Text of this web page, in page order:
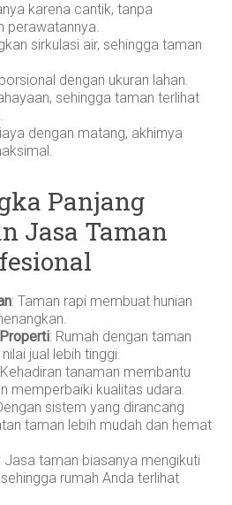
karena cantik, tanpa
perawatannya.
sirkulasi air, sehingga taman
dengan ukuran lahan.
sehingga taman terlihat
dengan matang, akhirnya
Panjang
Jasa Taman
: Taman rapi membuat hunian
: Rumah dengan taman
jual lebih tinggi.
tanaman membantu
memperbaiki kualitas udara.
sistem yang dirancang
taman lebih mudah dan hemat
: Jasa taman biasanya mengikuti
rumah Anda terlihat